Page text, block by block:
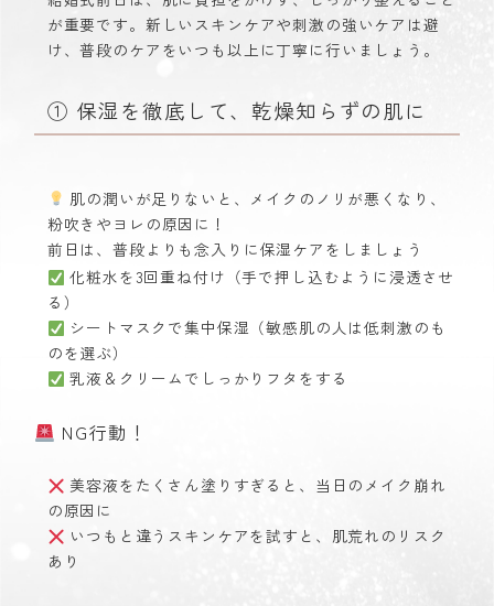
が重要です。新しいスキンケアや刺激の強いケアは避
け、普段のケアをいつも以上に丁寧に行いましょう。
① 保湿を徹底して、乾燥知らずの肌に
肌の潤いが足りないと、メイクのノリが悪くなり、
粉吹きやヨレの原因に！
前日は、普段よりも念入りに保湿ケアをしましょう
化粧水を3回重ね付け（手で押し込むように浸透させ
る）
シートマスクで集中保湿（敏感肌の人は低刺激のも
のを選ぶ）
乳液＆クリームでしっかりフタをする
NG行動！
美容液をたくさん塗りすぎると、当日のメイク崩れ
の原因に
いつもと違うスキンケアを試すと、肌荒れのリスク
あり